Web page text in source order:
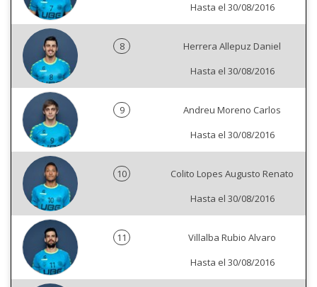
Hasta el 30/08/2016
8
Herrera Allepuz Daniel
Hasta el 30/08/2016
9
Andreu Moreno Carlos
Hasta el 30/08/2016
10
Colito Lopes Augusto Renato
Hasta el 30/08/2016
11
Villalba Rubio Alvaro
Hasta el 30/08/2016